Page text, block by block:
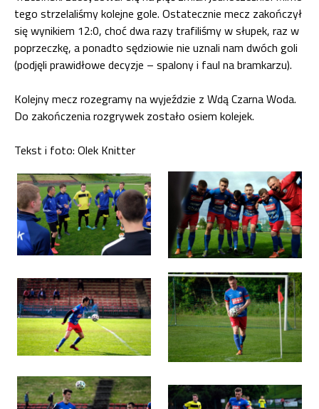
tego strzelaliśmy kolejne gole. Ostatecznie mecz zakończył
się wynikiem 12:0, choć dwa razy trafiliśmy w słupek, raz w
poprzeczkę, a ponadto sędziowie nie uznali nam dwóch goli
(podjęli prawidłowe decyzje – spalony i faul na bramkarzu).
Kolejny mecz rozegramy na wyjeździe z Wdą Czarna Woda.
Do zakończenia rozgrywek zostało osiem kolejek.
Tekst i foto: Olek Knitter